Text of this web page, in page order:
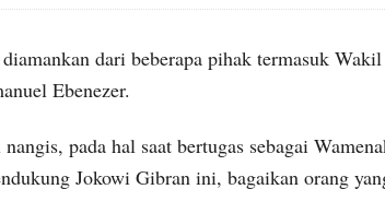
dari beberapa pihak termasuk
Ebenezer.
pada hal saat bertugas sebagai
Jokowi Gibran ini, bagaikan orang